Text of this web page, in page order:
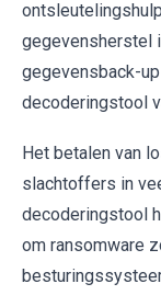
gegevensherstel
gegevensback-
decoderingstool
Het betalen van
slachtoffers in
decoderingstool
om ransomware